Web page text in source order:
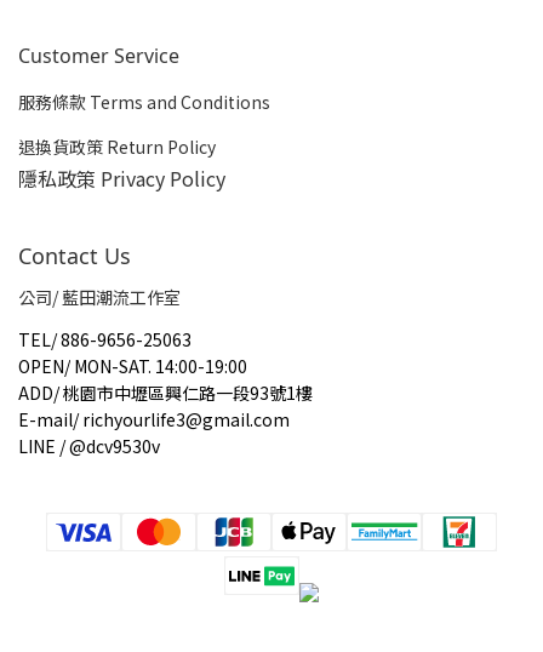
Customer Service
服務條款 Terms and Conditions
退換貨政策 Return Policy
隱私政策 Privacy Policy
Contact Us
公司/ 藍田潮流工作室
TEL/886-9656-25063
OPEN/ MON-SAT. 14:00-19:00
ADD/桃園市中壢區興仁路一段93號1樓
E-mail/richyourlife3@gmail.com
LINE / @dcv9530v